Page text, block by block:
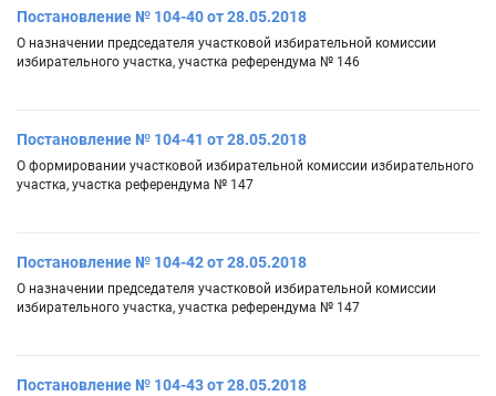
Постановление № 104-40 от 28.05.2018
О назначении председателя участковой избирательной комиссии
избирательного участка, участка референдума № 146
Постановление № 104-41 от 28.05.2018
О формировании участковой избирательной комиссии избирательного
участка, участка референдума № 147
Постановление № 104-42 от 28.05.2018
О назначении председателя участковой избирательной комиссии
избирательного участка, участка референдума № 147
Постановление № 104-43 от 28.05.2018